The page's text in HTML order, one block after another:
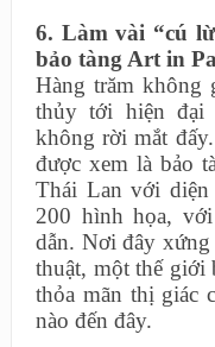
6. Làm vài “cú
bảo tàng Art in
Hàng trăm không
thủy tới hiện đại
không rời mắt
được xem là bảo
Thái Lan với
200 hình họa,
dẫn. Nơi đây
thuật, một thế giới
thỏa mãn thị giác
nào đến đây.